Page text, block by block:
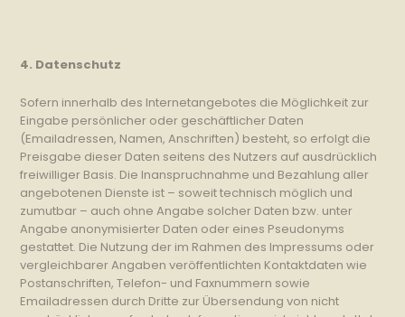
4. Datenschutz
Sofern innerhalb des Internetangebotes die Möglichkeit zur
Eingabe persönlicher oder geschäftlicher Daten
(Emailadressen, Namen, Anschriften) besteht, so erfolgt die
Preisgabe dieser Daten seitens des Nutzers auf ausdrücklich
freiwilliger Basis. Die Inanspruchnahme und Bezahlung aller
angebotenen Dienste ist – soweit technisch möglich und
zumutbar – auch ohne Angabe solcher Daten bzw. unter
Angabe anonymisierter Daten oder eines Pseudonyms
gestattet. Die Nutzung der im Rahmen des Impressums oder
vergleichbarer Angaben veröffentlichten Kontaktdaten wie
Postanschriften, Telefon- und Faxnummern sowie
Emailadressen durch Dritte zur Übersendung von nicht